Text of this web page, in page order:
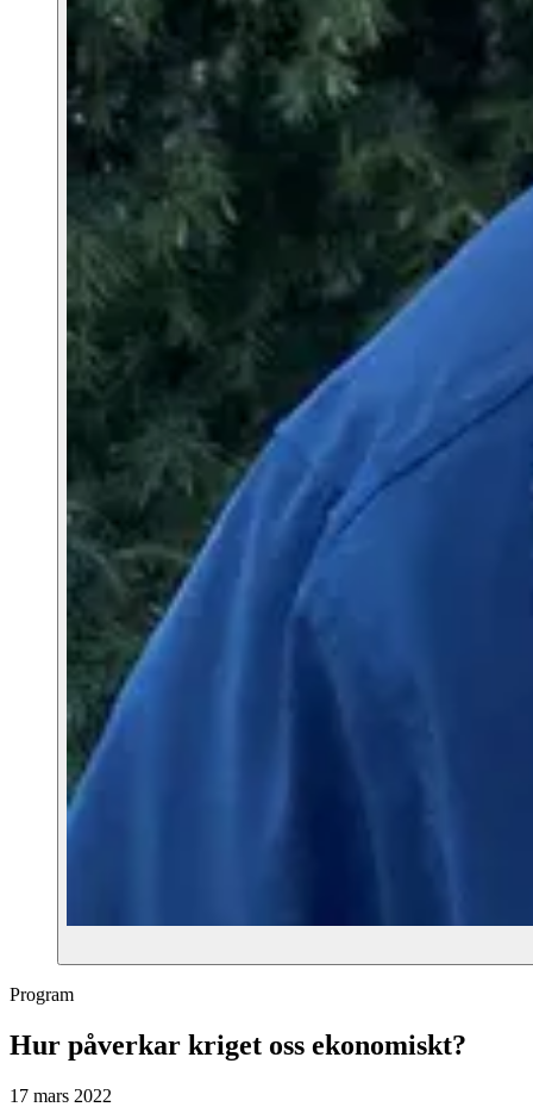
Program
Hur påverkar kriget oss ekonomiskt?
17 mars 2022